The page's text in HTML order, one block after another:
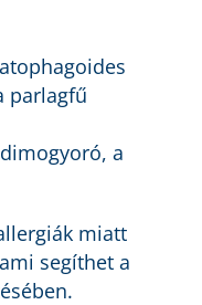
parlagfű
a
miatt
segíthet a